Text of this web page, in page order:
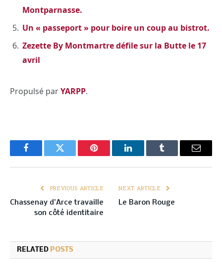
Montparnasse.
Un « passeport » pour boire un coup au bistrot.
Zezette By Montmartre défile sur la Butte le 17
avril
Propulsé parYARPP.
FacebookTwitter Pinterest LinkedInTumblr Email
PREVIOUS ARTICLE
Chassenay d’Arce travaille
son côté identitaire
NEXT ARTICLE
Le Baron Rouge
RELATED POSTS